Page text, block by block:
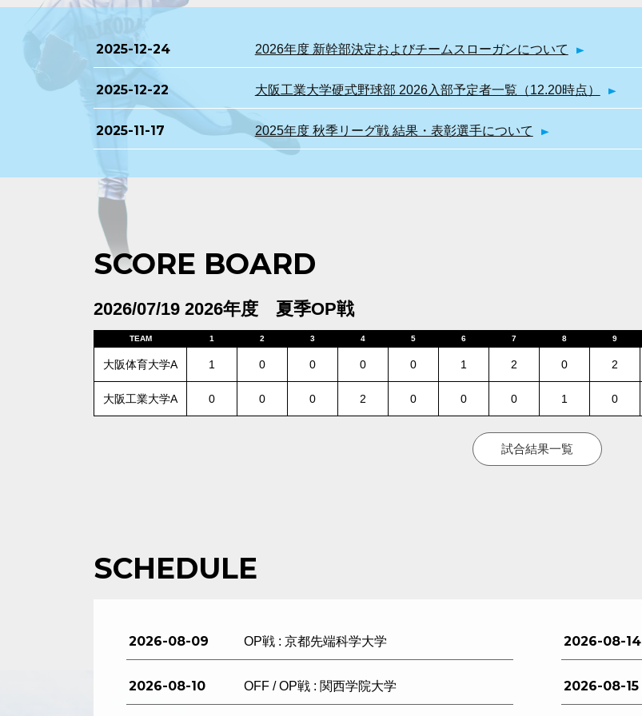
2025-12-24 2026年度 新幹部決定およびチームスローガンについて
2025-12-22 大阪工業大学硬式野球部 2026入部予定者一覧（12.20時点）
2025-11-17 2025年度 秋季リーグ戦 結果・表彰選手について
SCORE BOARD
2026/07/19 2026年度 夏季OP戦
TEAM 1 2 3 4 5 6 7 8 9
大阪体育大学A 1 0 0 0 0 1 2 0 2
大阪工業大学A 0 0 0 2 0 0 0 1 0
試合結果一覧
SCHEDULE
2026-08-09 OP戦 : 京都先端科学大学
2026-08-10 OFF / OP戦 : 関西学院大学
2026-08-14
2026-08-15